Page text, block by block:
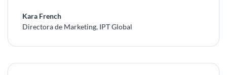
Kara French
Directora de Marketing, IPT Global